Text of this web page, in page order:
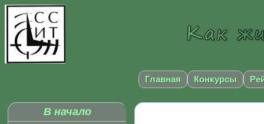
Главная Конкурсы
В начало